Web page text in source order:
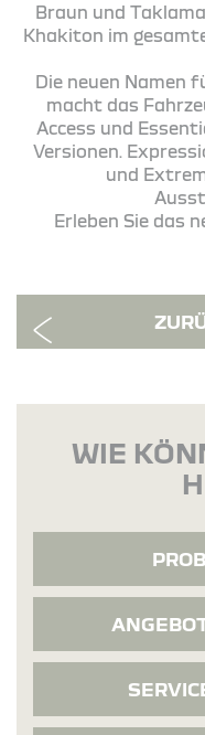
Braun und
Khakiton im
Die neuen Namen
macht das
Access und
Versionen.
und
Erleben Sie das
WIE